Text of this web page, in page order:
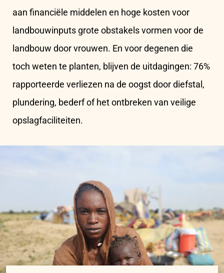
aan financiële middelen en hoge kosten voor
landbouwinputs grote obstakels vormen voor de
landbouw door vrouwen. En voor degenen die
toch weten te planten, blijven de uitdagingen: 76%
rapporteerde verliezen na de oogst door diefstal,
plundering, bederf of het ontbreken van veilige
opslagfaciliteiten.